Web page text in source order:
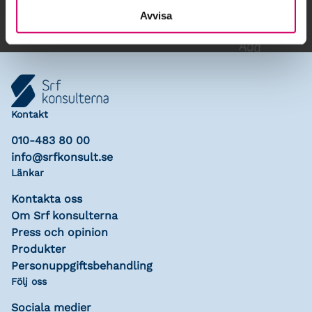
Avvisa
Kontakt
010-483 80 00
info@srfkonsult.se
Länkar
Kontakta oss
Om Srf konsulterna
Press och opinion
Produkter
Personuppgiftsbehandling
Följ oss
Sociala medier